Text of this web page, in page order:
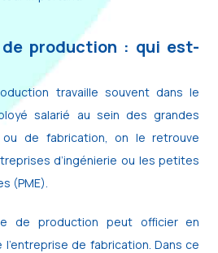
de production : qui est-
travaille souvent dans le
salarié au sein des grandes
de fabrication, on le retrouve
d’ingénierie ou les petites
(PME).
de production peut officier en
l’entreprise de fabrication. Dans ce